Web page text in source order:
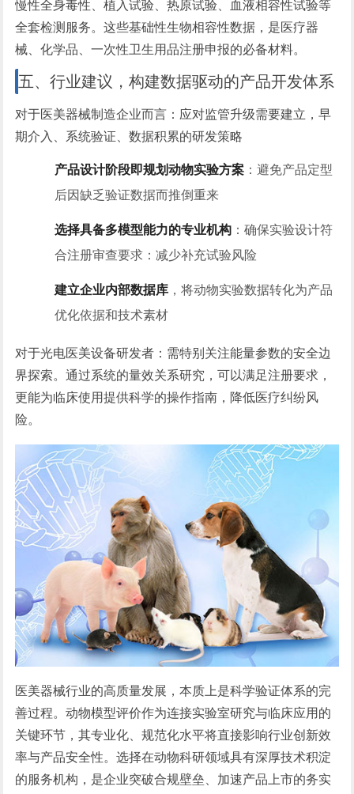
慢性全身毒性、植入试验、热原试验、血液相容性试验等
全套检测服务。这些基础性生物相容性数据，是医疗器
械、化学品、一次性卫生用品注册申报的必备材料。
五、行业建议，构建数据驱动的产品开发体系
对于医美器械制造企业而言：应对监管升级需要建立，早
期介入、系统验证、数据积累的研发策略
产品设计阶段即规划动物实验方案 ：避免产品定型
后因缺乏验证数据而推倒重来
选择具备多模型能力的专业机构 ：确保实验设计符
合注册审查要求：减少补充试验风险
建立企业内部数据库 ，将动物实验数据转化为产品
优化依据和技术素材
对于光电医美设备研发者：需特别关注能量参数的安全边
界探索。通过系统的量效关系研究，可以满足注册要求，
更能为临床使用提供科学的操作指南，降低医疗纠纷风
险。
医美器械行业的高质量发展，本质上是科学验证体系的完
善过程。动物模型评价作为连接实验室研究与临床应用的
关键环节，其专业化、规范化水平将直接影响行业创新效
率与产品安全性。选择在动物科研领域具有深厚技术积淀
的服务机构，是企业突破合规壁垒、加速产品上市的务实